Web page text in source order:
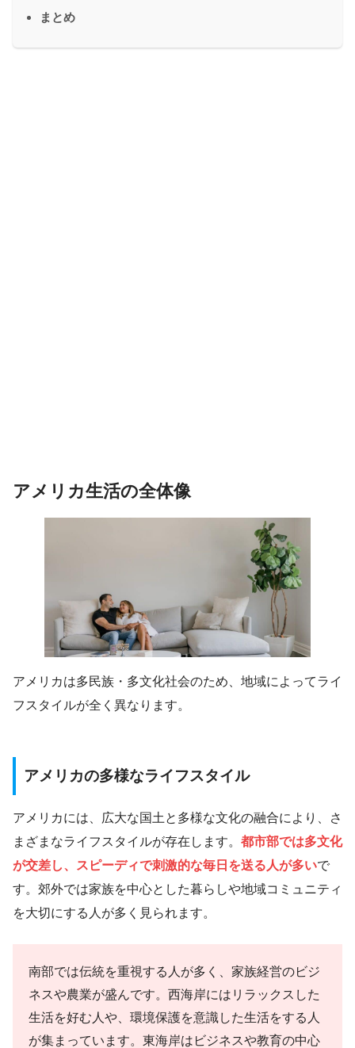
まとめ
アメリカ生活の全体像
アメリカは多民族・多文化社会のため、地域によってライ
フスタイルが全く異なります。
アメリカの多様なライフスタイル
アメリカには、広大な国土と多様な文化の融合により、さ
まざまなライフスタイルが存在します。 都市部では多文化
が交差し、スピーディで刺激的な毎日を送る人が多いで
す。郊外では家族を中心とした暮らしや地域コミュニティ
を大切にする人が多く見られます。
南部では伝統を重視する人が多く、家族経営のビジ
ネスや農業が盛んです。西海岸にはリラックスした
生活を好む人や、環境保護を意識した生活をする人
が集まっています。東海岸はビジネスや教育の中心